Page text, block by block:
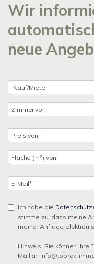
Wir
neue
Ich habe die
stimme zu, dass meine
meiner Anfrage
Hinweis: Sie können Ihre
Mail an info@toprak-